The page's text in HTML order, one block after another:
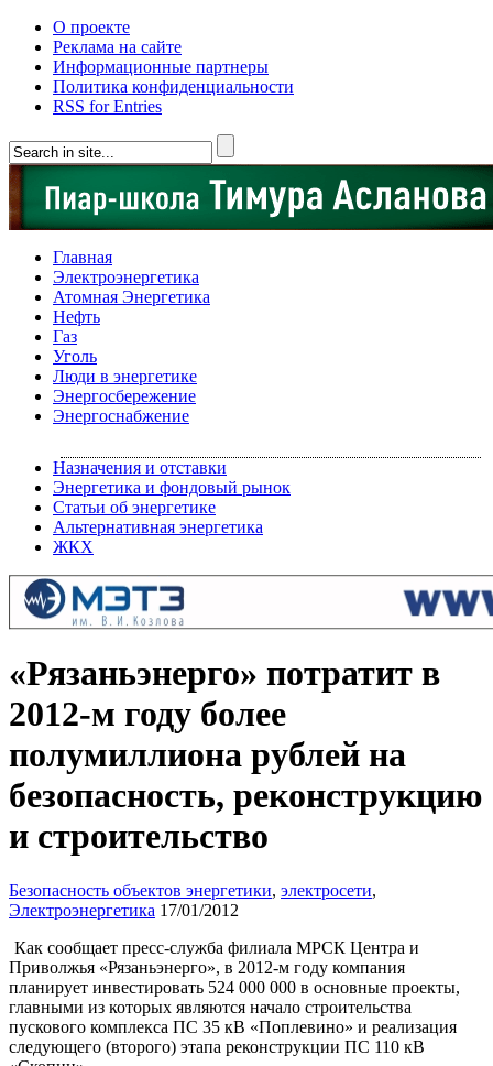
О проекте
Реклама на сайте
Информационные партнеры
Политика конфиденциальности
RSS for Entries
Главная
Электроэнергетика
Атомная Энергетика
Нефть
Газ
Уголь
Люди в энергетике
Энергосбережение
Энергоснабжение
Назначения и отставки
Энергетика и фондовый рынок
Статьи об энергетике
Альтернативная энергетика
ЖКХ
«Рязаньэнерго» потратит в
2012-м году более
полумиллиона рублей на
безопасность, реконструкцию
и строительство
Безопасность объектов энергетики, электросети,
Электроэнергетика 17/01/2012
Как сообщает пресс-служба филиала МРСК Центра и
Приволжья «Рязаньэнерго», в 2012-м году компания
планирует инвестировать 524 000 000 в основные проекты,
главными из которых являются начало строительства
пускового комплекса ПС 35 кВ «Поплевино» и реализация
следующего (второго) этапа реконструкции ПС 110 кВ